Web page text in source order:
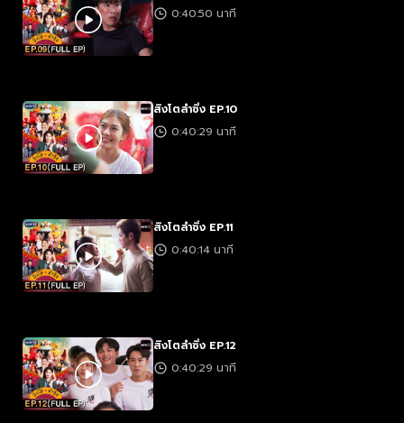
0:40:50 นาที
สิงโตลำซิ่ง EP.10
0:40:29 นาที
สิงโตลำซิ่ง EP.11
0:40:14 นาที
สิงโตลำซิ่ง EP.12
0:40:29 นาที